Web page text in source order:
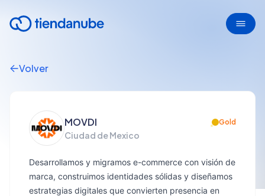
Volver
MOVDI Gold
Ciudad de Mexico
Desarrollamos y migramos e-commerce con visión de
marca, construimos identidades sólidas y diseñamos
estrategias digitales que convierten presencia en